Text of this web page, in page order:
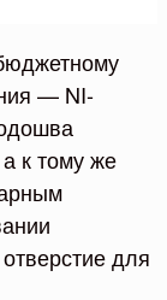
— NI-
к тому же
для